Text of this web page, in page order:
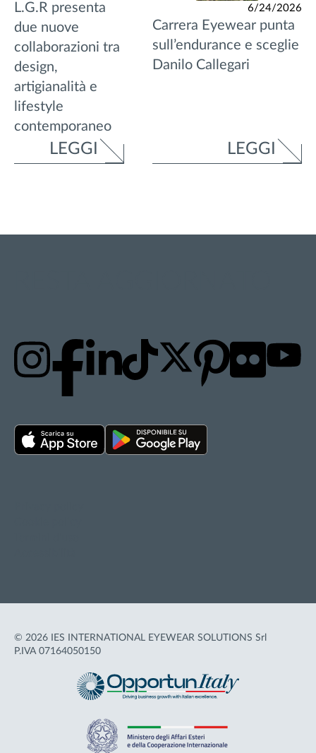
L.G.R presenta
due nuove
collaborazioni tra
design,
artigianalità e
lifestyle
contemporaneo
LEGGI
6/24/2026
Carrera Eyewear punta
sull’endurance e sceglie
Danilo Callegari
LEGGI
© 2026 IES INTERNATIONAL EYEWEAR SOLUTIONS Srl
P.IVA 07164050150